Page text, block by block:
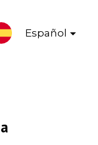
Español